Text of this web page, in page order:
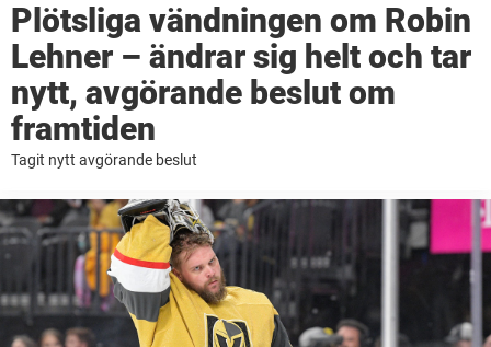
Plötsliga vändningen om Robin
Lehner – ändrar sig helt och tar
nytt, avgörande beslut om
framtiden
Tagit nytt avgörande beslut